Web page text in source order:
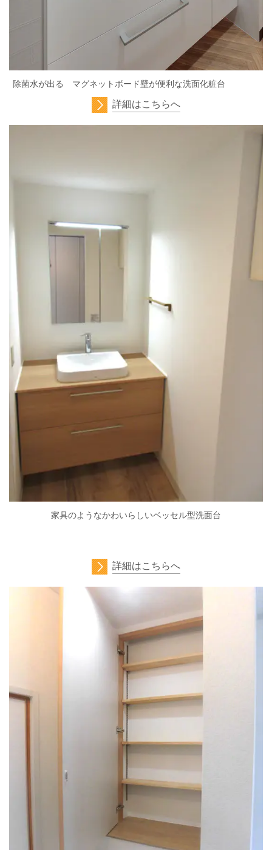
除菌水が出る マグネットボード壁が便利な洗面化粧台
詳細はこちらへ
家具のようなかわいらしいベッセル型洗面台
詳細はこちらへ